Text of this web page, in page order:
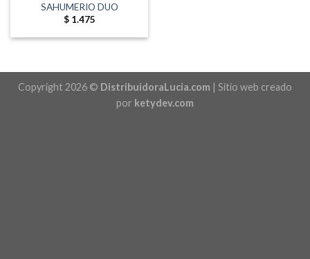
SAHUMERIO DUO
$1.475
Copyright 2026 © DistribuidoraLucia.com | Sitio web creado
por ketydev.com